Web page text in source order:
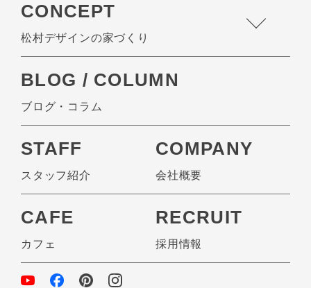
CONCEPT
松村デザインの家づくり
BLOG / COLUMN
ブログ・コラム
STAFF
スタッフ紹介
COMPANY
会社概要
CAFE
カフェ
RECRUIT
採用情報